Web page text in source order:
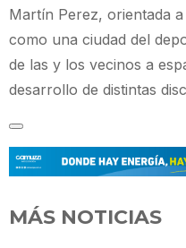
Martín Perez, orientada
como una ciudad del
de las y los vecinos a
desarrollo de distintas
MÁS NOTICIAS